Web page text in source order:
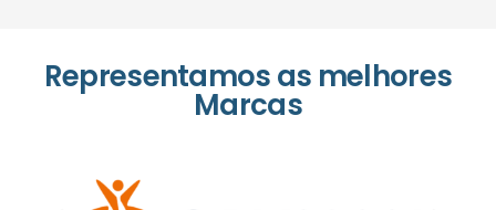
Representamos as melhores
Marcas